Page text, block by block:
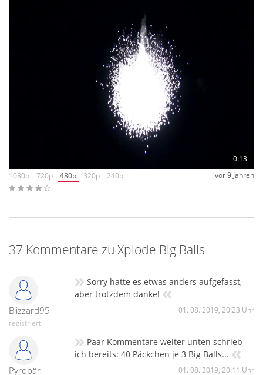
0:13
1080p
720p 480p 320p 240p vor 9 Jahren
37 Kommentare zu Xplode Big Balls
Blizzard95
registriert
» Sorry hatte es etwas anders aufgefasst,
aber trotzdem danke! «
01. 08. 2019, 20:23 Uhr
Pyrobär
» Paar Kommentare weiter unten schrieb
ich bereits: 40 Päckchen je 3 Big Balls... «
01. 08. 2019, 20:11 Uhr